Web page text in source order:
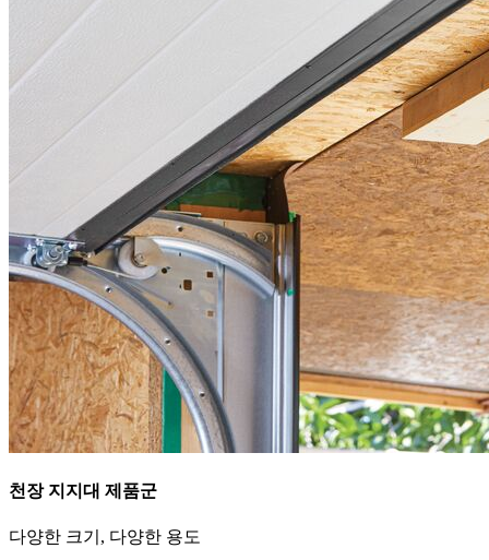
천장 지지대 제품군
다양한 크기, 다양한 용도